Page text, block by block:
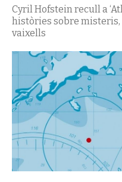
Cyril Hofstein recull a
històries sobre
vaixells